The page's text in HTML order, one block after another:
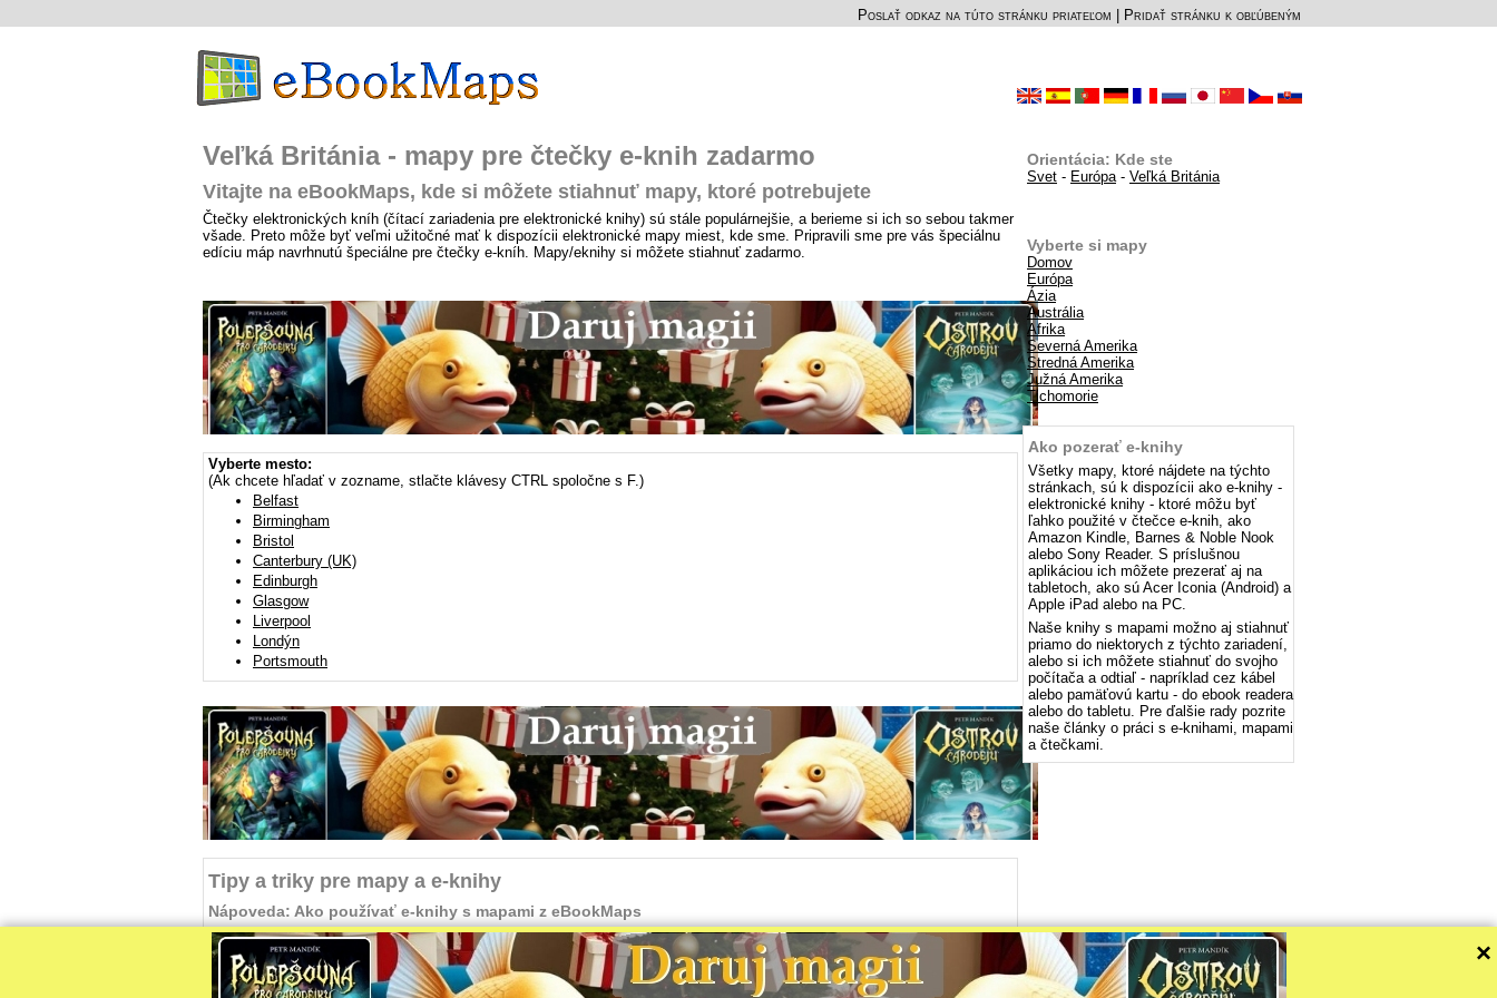
Poslať odkaz na túto stránku priateľom Pridať stránku k obľúbeným
Veľká Británia - mapy pre čtečky e-knih zadarmo
Vitajte na eBookMaps, kde si môžete stiahnuť mapy, ktoré potrebujete
Čtečky elektronických kníh (čítací zariadenia pre elektronické knihy) sú stále populárnejšie, a berieme si ich so sebou takmer
všade. Preto môže byť veľmi užitočné mať k dispozícii elektronické mapy miest, kde sme. Pripravili sme pre vás špeciálnu
edíciu máp navrhnutú špeciálne pre čtečky e-kníh. Mapy/eknihy si môžete stiahnuť zadarmo.
Vyberte mesto:
(Ak chcete hľadať v zozname, stlačte klávesy CTRL spoločne s F.)
Belfast
Birmingham
Bristol
Canterbury (UK)
Edinburgh
Glasgow
Liverpool
Londýn
Portsmouth
Tipy a triky pre mapy a e-knihy
Nápoveda: Ako používať e-knihy s mapami z eBookMaps
Používanie e-kníh s mapami eBookMaps je ľahké, ale aj tak máme pre vás pár rád. Potrebujete vedieť, ako sa ľahko a
rýchlo dostať na index ulíc, aký je význam písmen za názvami ulíc, alebo ako sa dostať pohodlne hore na mape? Toto a
ďalšie informácie nájdete v tomto článku.
Orientácia: Kde ste
Svet - Európa- Veľká Británia
Vyberte si mapy
Domov
Európa
Ázia
Austrália
Afrika
Severná Amerika
Stredná Amerika
Južná Amerika
Tichomorie
Ako pozerať e-knihy
Všetky mapy, ktoré nájdete na týchto
stránkach, sú k dispozícii ako e-knihy -
elektronické knihy - ktoré môžu byť
ľahko použité v čtečce e-knih, ako
Amazon Kindle, Barnes & Noble Nook
alebo Sony Reader. S príslušnou
aplikáciou ich môžete prezerať aj na
tabletoch, ako sú Acer Iconia (Android) a
Apple iPad alebo na PC.
Naše knihy s mapami možno aj stiahnuť
priamo do niektorych z týchto zariadení,
alebo si ich môžete stiahnuť do svojho
počítača a odtiaľ - napríklad cez kábel
alebo pamäťovú kartu - do ebook readera
alebo do tabletu. Pre ďalšie rady pozrite
naše články o práci s e-knihami, mapami
a čtečkami.
×